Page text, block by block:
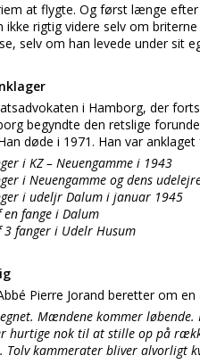
at flygte. Og først længe
ikke rigtig videre selv om
selv om han levede under sit
i Hamborg, der
begyndte den retslige
døde i 1971. Han var anklaget
i KZ – Neuengamme i 1943
i Neuengamme og dens
i udeljr Dalum i januar 1945
en fange i Dalum
3 fanger i Udelr Husum
Pierre Jorand beretter om en
Mændene kommer
hurtige nok til at stille op på
Tolv kammerater bliver alvorligt